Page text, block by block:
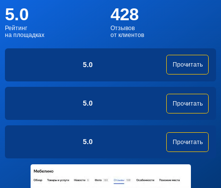
5.0
Рейтинг
на площадках
428
Отзывов
от клиентов
5.0 Прочитать
5.0 Прочитать
5.0 Прочитать